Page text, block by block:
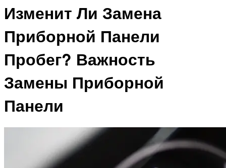
Изменит Ли Замена
Приборной Панели
Пробег? Важность
Замены Приборной
Панели